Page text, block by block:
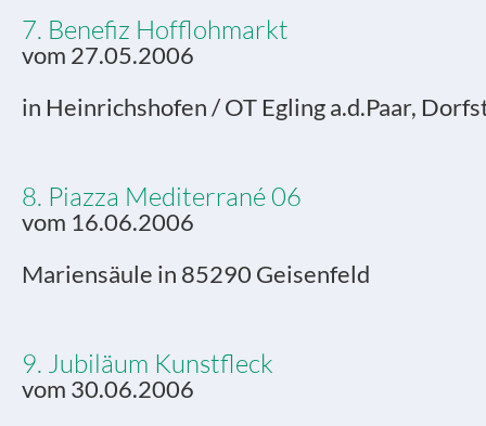
7. Benefiz Hofflohmarkt
vom 27.05.2006
in Heinrichshofen / OT Egling a.d.Paar,
8. Piazza Mediterrané 06
vom 16.06.2006
Mariensäule in 85290 Geisenfeld
9. Jubiläum Kunstfleck
vom 30.06.2006